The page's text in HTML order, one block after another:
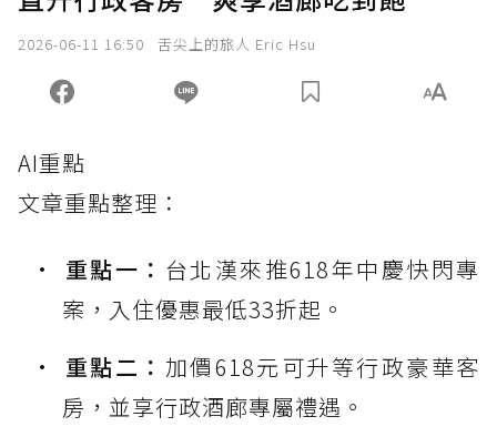
2026-06-11 16:50 舌尖上的旅人 Eric Hsu
AI重點
文章重點整理：
重點一： 台北漢來推618年中慶快閃專
案，入住優惠最低33折起。
重點二： 加價618元可升等行政豪華客
房，並享行政酒廊專屬禮遇。